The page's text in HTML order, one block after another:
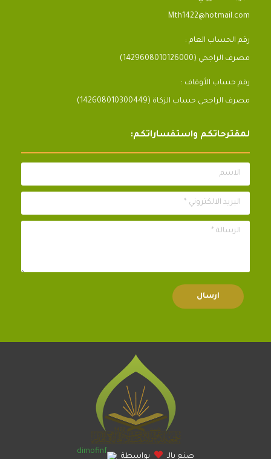
Mth1422@hotmail.com
رقم الحساب العام :
مصرف الراجحي (1429608010126000)
رقم حساب الأوقاف :
مصرف الراجحى حساب الزكاة (142608010300449)
لمقترحاتكم واستفساراتكم:
الاسم
البريد الالكتروني *
الرسالة *
صنع بالـ بواسطة